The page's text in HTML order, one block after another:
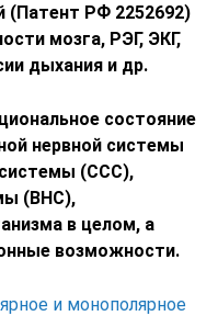
(Патент РФ 2252692)
мозга, РЭГ, ЭКГ,
дыхания и др.
состояние
нервной системы
(ССС),
(ВНС),
в целом, а
возможности.
и монополярное